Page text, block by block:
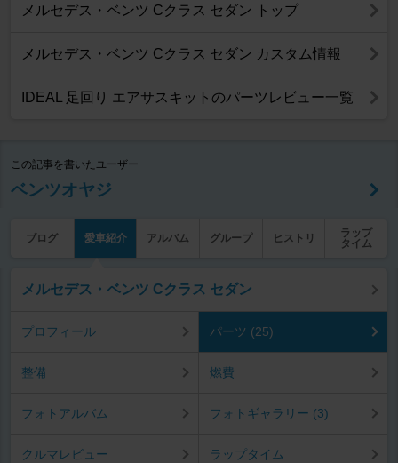
メルセデス・ベンツ Cクラス セダン トップ
メルセデス・ベンツ Cクラス セダン カスタム情報
IDEAL 足回り エアサスキットのパーツレビュー一覧
この記事を書いたユーザー
ベンツオヤジ
ブログ 愛車紹介 アルバム グループ ヒストリ
ラップ
タイム
メルセデス・ベンツ Cクラス セダン
プロフィール パーツ (25)
整備 燃費
フォトアルバム フォトギャラリー (3)
クルマレビュー ラップタイム